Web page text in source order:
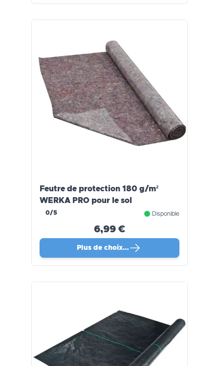
Feutre de protection 180 g/m²
WERKA PRO pour le sol
0/5 Disponible
6,99 €
Plus de choix…